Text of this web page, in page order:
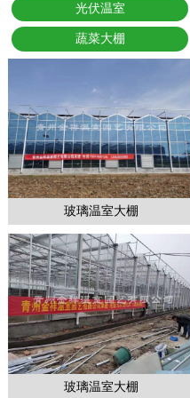
1
光伏温室
蔬菜大棚
玻璃温室大棚
玻璃温室大棚